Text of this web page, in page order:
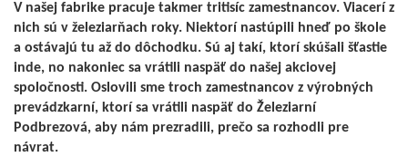
V našej fabrike pracuje takmer tritisíc zamestnancov. Viacerí z
nich sú v železiarňach roky. Niektorí nastúpili hneď po škole
a ostávajú tu až do dôchodku. Sú aj takí, ktorí skúšali šťastie
inde, no nakoniec sa vrátili naspäť do našej akciovej
spoločnosti. Oslovili sme troch zamestnancov z výrobných
prevádzkarní, ktorí sa vrátili naspäť do Železiarní
Podbrezová, aby nám prezradili, prečo sa rozhodli pre
návrat.